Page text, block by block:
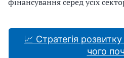
📈 Стратегія
чого